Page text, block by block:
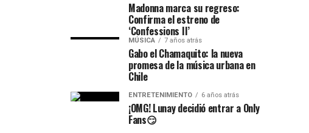
Madonna marca su regreso:
Confirma el estreno de
‘Confessions II’
MÚSICA 7 años atrás
Gabo el Chamaquito: la nueva
promesa de la música urbana en
Chile
ENTRETENIMIENTO 6 años atrás
¡OMG! Lunay decidió entrar a Only
Fans😏